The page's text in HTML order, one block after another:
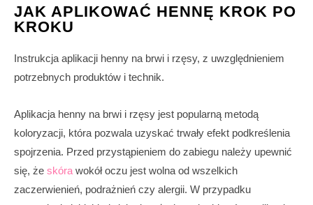
JAK APLIKOWAĆ HENNĘ KROK PO
KROKU
Instrukcja aplikacji henny na brwi i rzęsy, z uwzględnieniem
potrzebnych produktów i technik.
Aplikacja henny na brwi i rzęsy jest popularną metodą
koloryzacji, która pozwala uzyskać trwały efekt podkreślenia
spojrzenia. Przed przystąpieniem do zabiegu należy upewnić
się, że skóra wokół oczu jest wolna od wszelkich
zaczerwienień, podrażnień czy alergii. W przypadku